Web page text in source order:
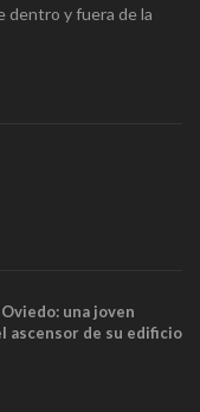
dentro y fuera de la
una joven
ascensor de su edificio
minutos